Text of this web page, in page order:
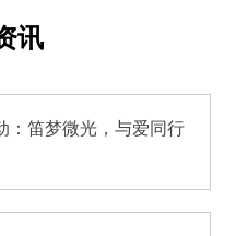
讯
：笛梦微光，与爱同行